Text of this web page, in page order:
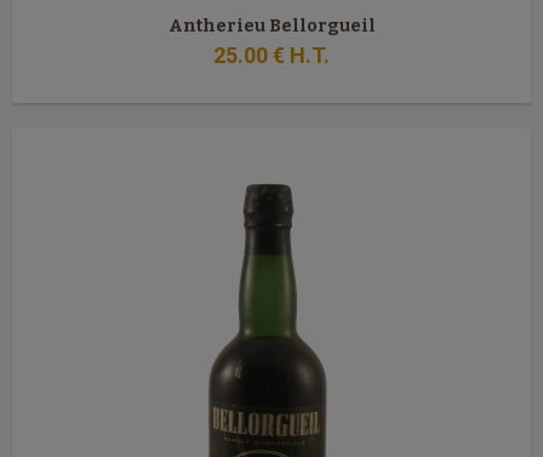
Antherieu Bellorgueil
25.00€ H.T.